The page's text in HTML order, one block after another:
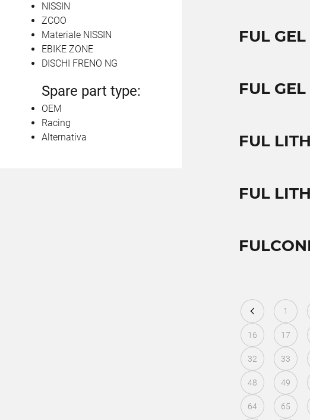
FUL
FUL
FUL
FUL
1
16 17
32 33
48 49
64 65
NISSIN
ZCOO
Materiale NISSIN
EBIKE ZONE
DISCHI FRENO NG
Spare part type:
OEM
Racing
Alternativa